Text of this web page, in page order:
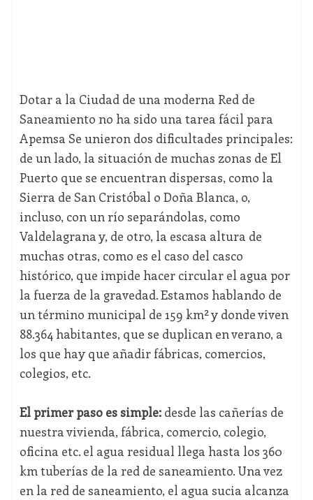
Dotar a la Ciudad de una moderna Red de
Saneamiento no ha sido una tarea fácil para
Apemsa Se unieron dos dificultades principales:
de un lado, la situación de muchas zonas de El
Puerto que se encuentran dispersas, como la
Sierra de San Cristóbal o Doña Blanca, o,
incluso, con un río separándolas, como
Valdelagrana y, de otro, la escasa altura de
muchas otras, como es el caso del casco
histórico, que impide hacer circular el agua por
la fuerza de la gravedad. Estamos hablando de
un término municipal de 159 km² y donde viven
88.364 habitantes, que se duplican en verano, a
los que hay que añadir fábricas, comercios,
colegios, etc.
El primer paso es simple:desde las cañerías de
nuestra vivienda, fábrica, comercio, colegio,
oficina etc. el agua residual llega hasta los 360
km tuberías de la red de saneamiento. Una vez
en la red de saneamiento, el agua sucia alcanza